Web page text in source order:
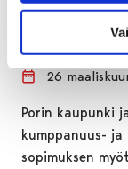
26
Porin kaupunki
kumppanuus- ja
sopimuksen